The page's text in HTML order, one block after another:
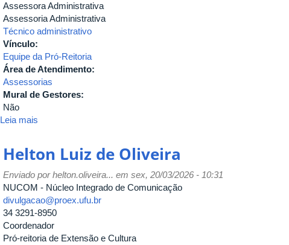
Assessora Administrativa
Assessoria Administrativa
Técnico administrativo
Vínculo:
Equipe da Pró-Reitoria
Área de Atendimento:
Assessorias
Mural de Gestores:
Não
Leia mais
Silva
Moreira
Helton Luiz de Oliveira
Enviado porhelton.oliveira... em sex, 20/03/2026 - 10:31
NUCOM - Núcleo Integrado de Comunicação
divulgacao@proex.ufu.br
34 3291-8950
Coordenador
Pró-reitoria de Extensão e Cultura